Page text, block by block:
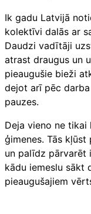
Ik gadu Latvijā
kolektīvi dalās ar
Daudzi vadītāji
atrast draugus un
pieaugušie bieži
dejot arī pēc
pauzes.
Deja vieno ne
ģimenes. Tās
un palīdz pārvarēt
kādu iemeslu sākt
pieaugušajiem